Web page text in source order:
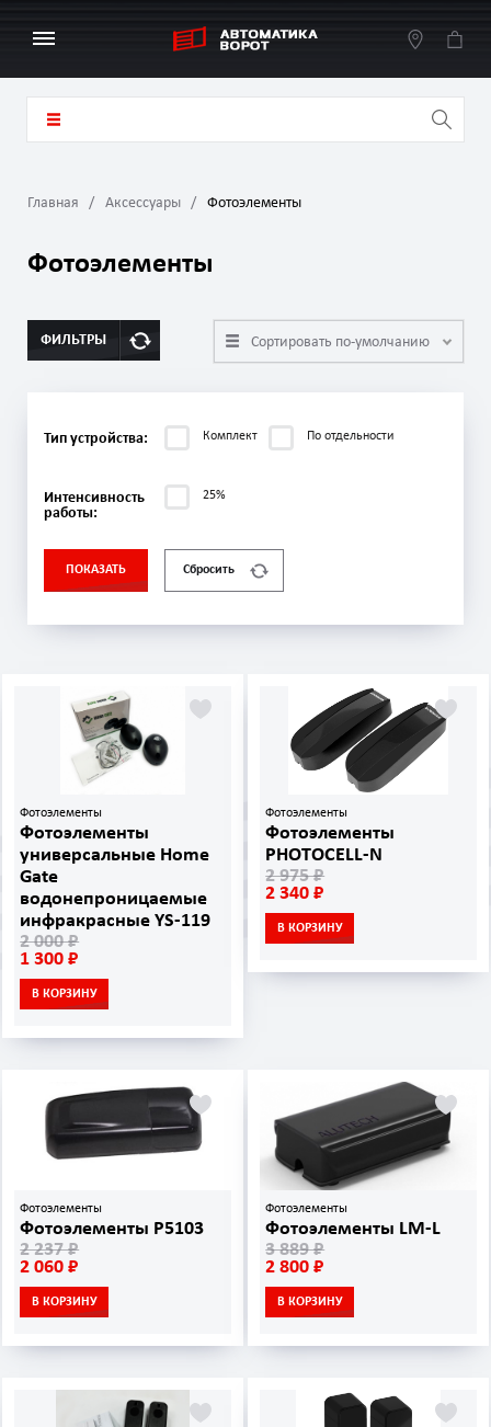
Главная Аксессуары Фотоэлементы
Фотоэлементы
ФИЛЬТРЫ Сортировать по-умолчанию
Тип устройства: Комплект По отдельности
Интенсивность
работы:
25%
ПОКАЗАТЬ Сбросить
Фотоэлементы
Фотоэлементы
универсальные Home
Gate
водонепроницаемые
инфракрасные YS-119
2 000 ₽
1 300 ₽
В КОРЗИНУ
Фотоэлементы
Фотоэлементы
PHOTOCELL‑N
2 975 ₽
2 340 ₽
В КОРЗИНУ
Фотоэлементы
Фотоэлементы P5103
2 237 ₽
2 060 ₽
В КОРЗИНУ
Фотоэлементы
Фотоэлементы LM-L
3 889 ₽
2 800 ₽
В КОРЗИНУ